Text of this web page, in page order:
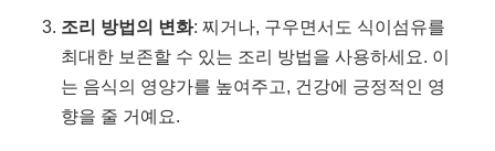
조리 방법의 변화: 찌거나, 구우면서도 식이섬유를
최대한 보존할 수 있는 조리 방법을 사용하세요. 이
는 음식의 영양가를 높여주고, 건강에 긍정적인 영
향을 줄 거예요.